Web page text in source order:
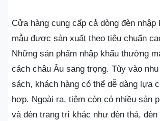
Cửa hàng cung cấp cả dòng đèn nhập
mẫu được sản xuất theo tiêu chuẩn
Những sản phẩm nhập khẩu thường
cách châu Âu sang trọng. Tùy vào
sách, khách hàng có thể dễ dàng lựa
hợp. Ngoài ra, tiệm còn có nhiều sản
và đèn trang trí khác như đèn thả,